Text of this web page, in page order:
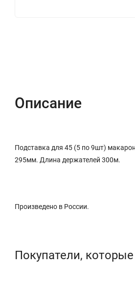
Описание
Подставка для 45 (5 по 9шт)
295мм. Длина держателей 300м.
Произведено в России.
Покупатели,